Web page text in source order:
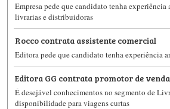
Empresa pede que candidato tenha experiência
livrarias e distribuidoras
Rocco contrata assistente comercial
Editora pede que candidato tenha experiência
Editora GG contrata promotor de
É desejável conhecimentos no segmento de
disponibilidade para viagens curtas